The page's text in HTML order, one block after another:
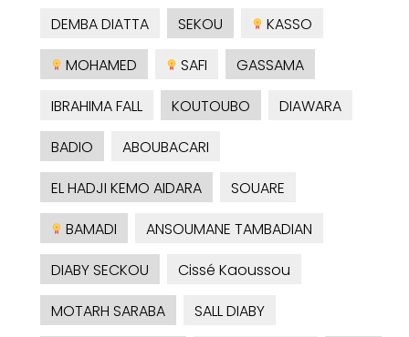
DEMBA DIATTA
SEKOU
KASSO
MOHAMED
SAFI
GASSAMA
IBRAHIMA FALL
KOUTOUBO
DIAWARA
BADIO
ABOUBACARI
EL HADJI KEMO AIDARA
SOUARE
BAMADI
ANSOUMANE TAMBADIAN
DIABY SECKOU
Cissé Kaoussou
MOTARH SARABA
SALL DIABY